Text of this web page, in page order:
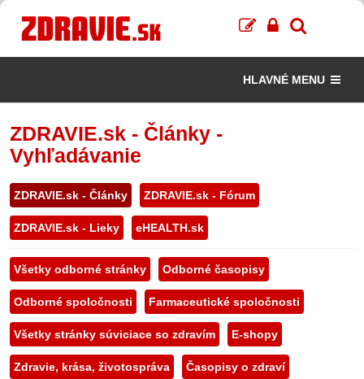
HLAVNÉ MENU
ZDRAVIE.sk - Články -
Vyhľadávanie
ZDRAVIE.sk - Články ZDRAVIE.sk - Fórum
ZDRAVIE.sk - Lieky eHEALTH.sk
Všetky odborné stránky Odborné časopisy
Odborné spoločnosti Farmaceutické spoločnosti
Všetky stránky súviciace so zdravím E-shopy
Zdravie, krása, životospráva Časopisy o zdraví